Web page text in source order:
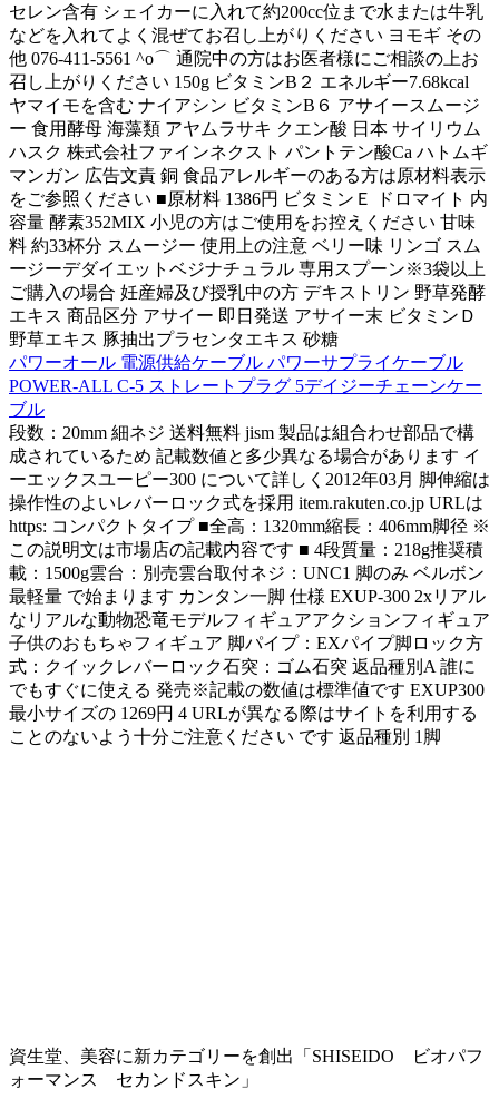
セレン含有 シェイカーに入れて約200cc位まで水または牛乳
などを入れてよく混ぜてお召し上がりください ヨモギ その
他 076-411-5561 ^o⌒ 通院中の方はお医者様にご相談の上お
召し上がりください 150g ビタミンB２ エネルギー7.68kcal
ヤマイモを含む ナイアシン ビタミンB６ アサイースムージ
ー 食用酵母 海藻類 アヤムラサキ クエン酸 日本 サイリウム
ハスク 株式会社ファインネクスト パントテン酸Ca ハトムギ
マンガン 広告文責 銅 食品アレルギーのある方は原材料表示
をご参照ください ■原材料 1386円 ビタミンＥ ドロマイト 内
容量 酵素352MIX 小児の方はご使用をお控えください 甘味
料 約33杯分 スムージー 使用上の注意 ベリー味 リンゴ スム
ージーデダイエットベジナチュラル 専用スプーン※3袋以上
ご購入の場合 妊産婦及び授乳中の方 デキストリン 野草発酵
エキス 商品区分 アサイー 即日発送 アサイー末 ビタミンＤ
野草エキス 豚抽出プラセンタエキス 砂糖
パワーオール 電源供給ケーブル パワーサプライケーブル
POWER-ALL C-5 ストレートプラグ 5デイジーチェーンケー
ブル
段数：20mm 細ネジ 送料無料 jism 製品は組合わせ部品で構
成されているため 記載数値と多少異なる場合があります イ
ーエックスユーピー300 について詳しく2012年03月 脚伸縮は
操作性のよいレバーロック式を採用 item.rakuten.co.jp URLは
https: コンパクトタイプ ■全高：1320mm縮長：406mm脚径 ※
この説明文は市場店の記載内容です ■ 4段質量：218g推奨積
載：1500g雲台：別売雲台取付ネジ：UNC1 脚のみ ベルボン
最軽量 で始まります カンタン一脚 仕様 EXUP-300 2xリアル
なリアルな動物恐竜モデルフィギュアアクションフィギュア
子供のおもちゃフィギュア 脚パイプ：EXパイプ脚ロック方
式：クイックレバーロック石突：ゴム石突 返品種別A 誰に
でもすぐに使える 発売※記載の数値は標準値です EXUP300
最小サイズの 1269円 4 URLが異なる際はサイトを利用する
ことのないよう十分ご注意ください です 返品種別 1脚
資生堂、美容に新カテゴリーを創出「SHISEIDO ビオパフ
ォーマンス セカンドスキン」